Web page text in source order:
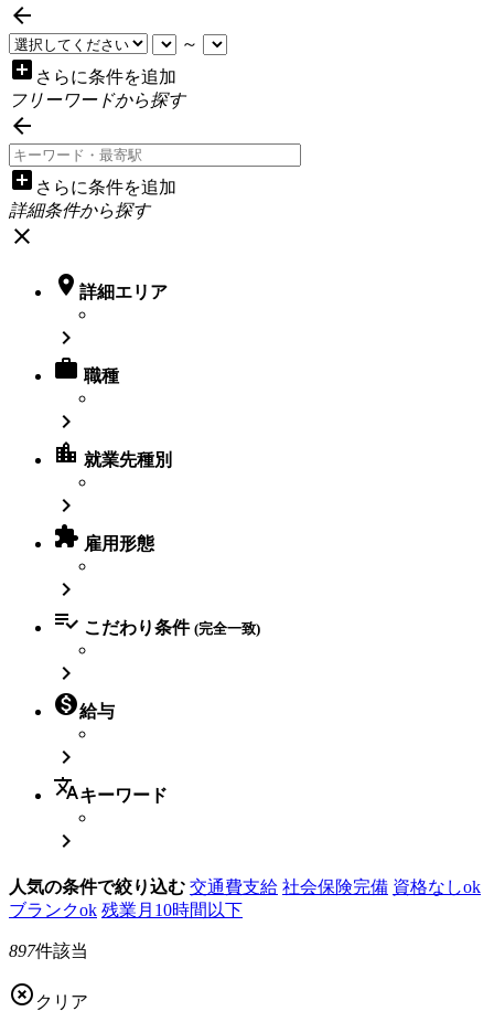

～
add_box さらに条件を追加
フリーワードから探す

add_box さらに条件を追加
詳細条件から探す
close
 詳細エリア

 職種

location_city 就業先種別

 雇用形態

 こだわり条件 (完全一致)

給与

translateキーワード

人気の条件で絞り込む 交通費支給 社会保険完備 資格なしok
ブランクok 残業月10時間以下
897件該当
 クリア